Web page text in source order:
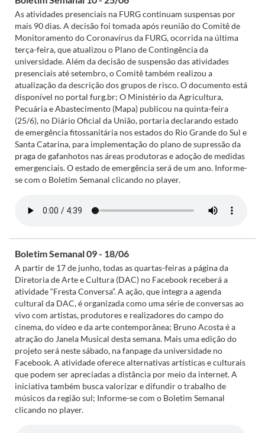
As atividades presenciais na FURG continuam suspensas por
mais 90 dias. A decisão foi tomada após reunião do Comitê de
Monitoramento do Coronavírus da FURG, ocorrida na última
terça-feira, que atualizou o Plano de Contingência da
universidade. Além da decisão de suspensão das atividades
presenciais até setembro, o Comitê também realizou a
atualização da descrição dos grupos de risco. O documento está
disponível no portal furg.br; O Ministério da Agricultura,
Pecuária e Abastecimento (Mapa) publicou na quinta-feira
(25/6), no Diário Oficial da União, portaria declarando estado
de emergência fitossanitária nos estados do Rio Grande do Sul e
Santa Catarina, para implementação do plano de supressão da
praga de gafanhotos nas áreas produtoras e adoção de medidas
emergenciais. O estado de emergência será de um ano. Informe-
se com o Boletim Semanal clicando no player.
Boletim Semanal 09 - 18/06
A partir de 17 de junho, todas as quartas-feiras a página da
Diretoria de Arte e Cultura (DAC) no Facebook receberá a
atividade “Fresta Conversa”. A ação, que integra a agenda
cultural da DAC, é organizada como uma série de conversas ao
vivo com artistas, produtores e realizadores do campo do
cinema, do vídeo e da arte contemporânea; Bruno Acosta é a
atração do Janela Musical desta semana. Mais uma edição do
projeto será neste sábado, na fanpage da universidade no
Facebook. A atividade oferece alternativas artísticas e culturais
que podem ser apreciadas a distância por meio da internet. A
iniciativa também busca valorizar e difundir o trabalho de
músicos da região sul; Informe-se com o Boletim Semanal
clicando no player.